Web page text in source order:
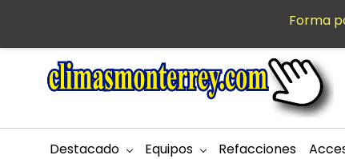
principal
Destacado Equipos Refacciones
Forma